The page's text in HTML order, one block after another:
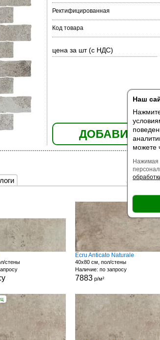
Наш
можете
Ректифицированная
Код товара
цена за шт (с НДС)
ДОБАВИТЬ В
Есть
стены
Ecru Anticato Naturale
40x80 см, пол/стены
Наличие: по запросу
7883р/м²